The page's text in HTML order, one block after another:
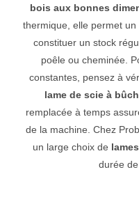
bois aux bonnes
thermique, elle permet un
constituer un stock
poêle ou cheminée.
constantes, pensez à
lame de scie à
remplacée à temps
de la machine. Chez
un large choix de
durée